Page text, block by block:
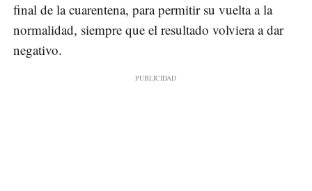
final de la cuarentena, para permitir su vuelta a la
normalidad, siempre que el resultado volviera a dar
negativo.